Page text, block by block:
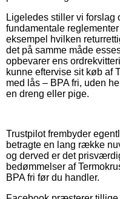
Ligeledes stiller vi forslag
fundamentale
eksempel hvilken
det på samme måde
opbevarer ens
kunne eftervise sit køb af
med lås – BPA fri, uden
en dreng eller pige.
Trustpilot frembyder
betragte en lang række
og derved er det
bedømmelser af
BPA fri før du handler.